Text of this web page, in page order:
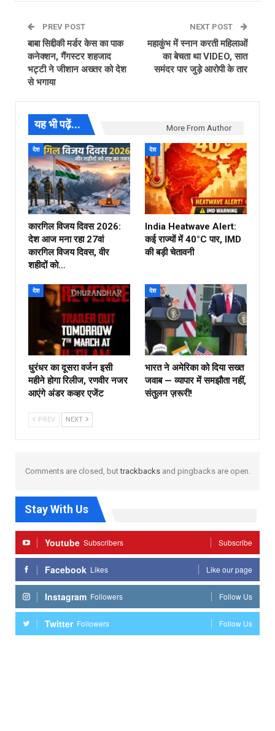
PREV POST
बाबा सिद्दीकी मर्डर केस का पाक
कनेक्शन, गैंगस्टर शहजाद
भट्टी ने जीशान अख्तर को देश
से भगाया
NEXT POST
महाकुंभ में स्नान करती महिलाओं
का बेचता था VIDEO, सात
समंदर पार जुड़े आरोपी के तार
यह भी पढ़ें... More From Author
देश
कारगिल विजय दिवस 2026:
देश आज मना रहा 27वां
कारगिल विजय दिवस, वीर
शहीदों को…
देश
India Heatwave Alert:
कई राज्यों में 40°C पार, IMD
की बड़ी चेतावनी
देश
धुरंधर का दूसरा वर्जन इसी
महीने होगा रिलीज, रणवीर नजर
आएंगे अंडर कव्हर एजेंट
देश
भारत ने अमेरिका को दिया सख्त
जवाब — व्यापार में समझौता नहीं,
संतुलन ज़रूरी!
PREV NEXT
Comments are closed, buttrackbacksand pingbacks are open.
Stay With Us
Youtube Subscribers Subscribe
Facebook Likes Like our page
Instagram Followers Follow Us
Twitter Followers Follow Us